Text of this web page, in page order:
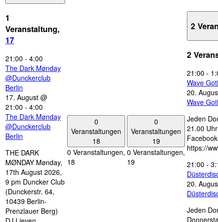
1
Veranstaltung,
17
21:00 - 4:00
The Dark Mønday
@Dunckerclub
Berlin
17. August @
21:00 - 4:00
The Dark Mønday
@Dunckerclub
Berlin
THE DARK
MØNDAY Mønday,
17th August 2026,
9 pm Duncker Club
(Dunckerstr. 64,
10439 Berlin-
Prenzlauer Berg)
0
Veranstaltungen
18
0 Veranstaltungen,
18
0
Veranstaltungen
19
0 Veranstaltungen,
19
2
2
21:00 -
Wave
20.
Wave
Jeden
21.00
https://
21:00 -
20.
Jeden